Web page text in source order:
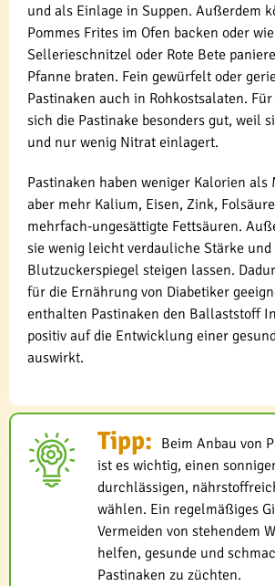
und als Einlage in Suppen. Außerdem
Pommes Frites im Ofen backen oder wie
Sellerieschnitzel oder Rote Bete
Pfanne braten. Fein gewürfelt oder
Pastinaken auch in Rohkostsalaten.
sich die Pastinake besonders gut, weil
und nur wenig Nitrat einlagert.
Pastinaken haben weniger Kalorien als
aber mehr Kalium, Eisen, Zink,
mehrfach-ungesättigte Fettsäuren.
sie wenig leicht verdauliche Stärke und
Blutzuckerspiegel steigen lassen.
für die Ernährung von Diabetiker
enthalten Pastinaken den Ballaststoff
positiv auf die Entwicklung einer
auswirkt.
Tipp: Beim Anbau von
ist es wichtig, einen
durchlässigen,
wählen. Ein regelmäßiges
Vermeiden von stehendem
helfen, gesunde und
Pastinaken zu züchten.